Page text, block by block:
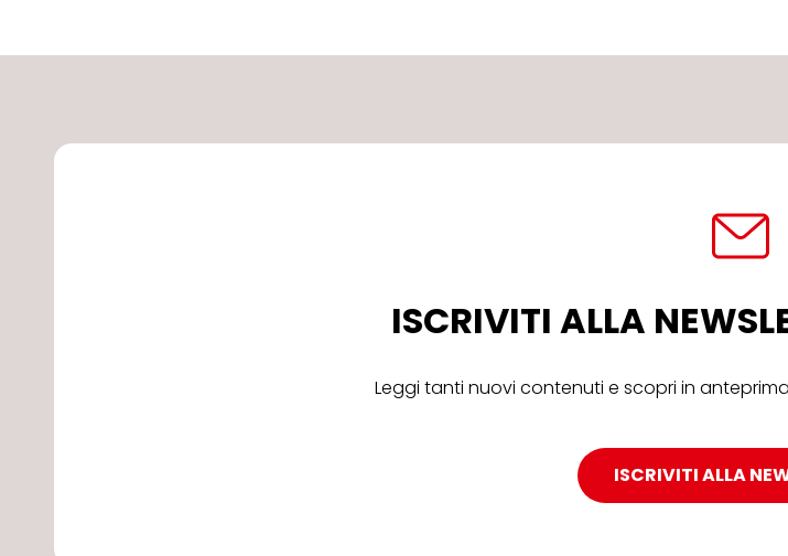
ISCRIVITI ALLA
Leggi tanti nuovi contenuti e scopri in
ISCRIVITI ALLA